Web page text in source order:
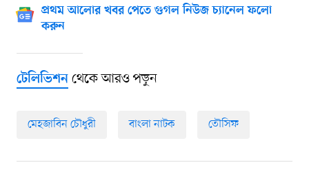
প্রথম আলোর খবর পেতে গুগল নিউজ চ্যানেল ফলো
করুন
টেলিভিশনথেকে আরও পড়ুন
মেহজাবিন চৌধুরী বাংলা নাটক তৌসিফ